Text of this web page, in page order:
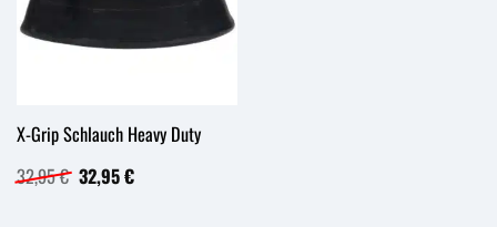
X-Grip Schlauch Heavy Duty
32,95€ Ursprünglicher
Preis
32,95€Aktueller
Preis